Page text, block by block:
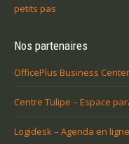
petits pas
Nos partenaires
OfficePlus Business
Centre Tulipe – Espace
Logidesk – Agenda en